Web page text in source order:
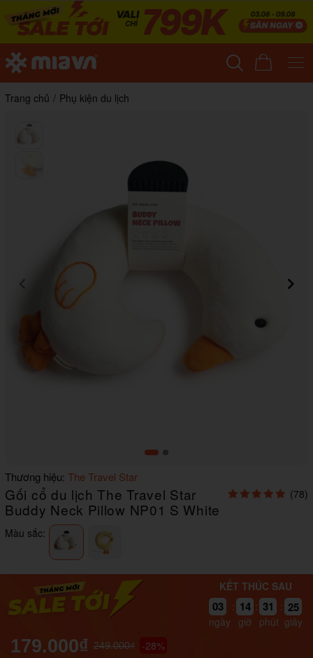
Trang chủ / Phụ kiện du lịch
Item
1
of
2
Thương hiệu: The Travel Star
Gối cổ du lịch The Travel Star
Buddy Neck Pillow NP01 S White
(78)
Màu sắc:
KẾT THÚC SAU
03
ngày
: 14
giờ
: 31
phút
: 25
giây
179.000₫ 249.000₫ -28%